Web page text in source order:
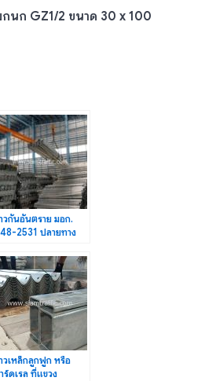
นก GZ1/2 ขนาด 30 x 100
วกันอันตราย มอก.
2531 ปลายทาง
วเหล็กลูกฟูก หรือ
ร์ดเรล ที่แขวง